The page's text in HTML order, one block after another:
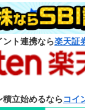
ント連携なら楽天証
積立始めるならコイ